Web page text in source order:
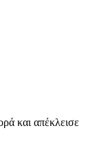
και απέκλεισε